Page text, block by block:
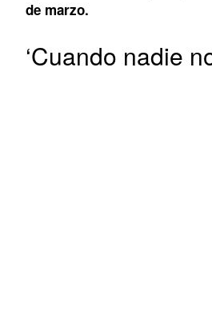
de marzo.
‘Cuando nadie